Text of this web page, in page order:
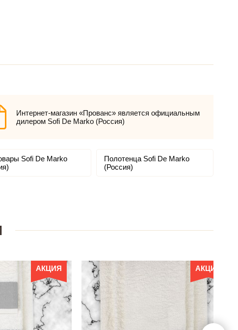
Интернет-магазин «Прованс» является официальным
дилером Sofi De Marko (Россия)
Sofi De Marko
Полотенца Sofi De Marko
(Россия)
АКЦИЯ АКЦИЯ